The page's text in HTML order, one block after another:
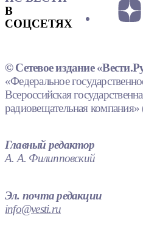
В
СОЦСЕТЯХ
© Сетевое издание
«Федеральное
Всероссийская
радиовещательная
Главный редактор
А. А. Филипповский
Эл. почта редакции
info@vesti.ru